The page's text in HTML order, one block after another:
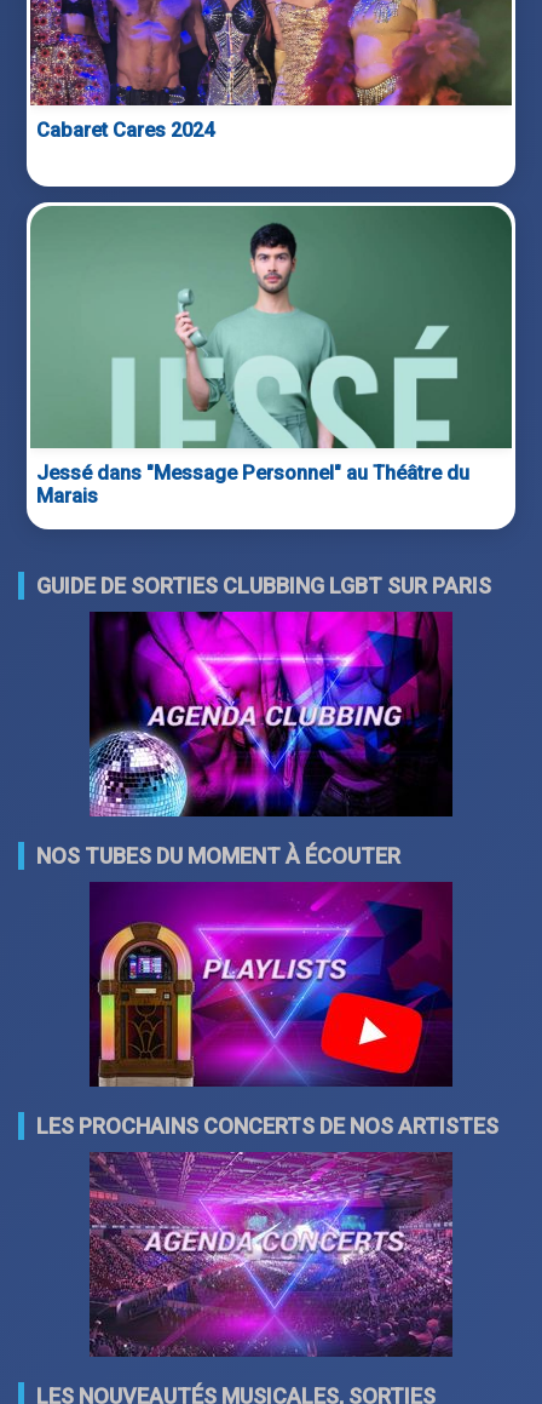
Cabaret Cares 2024
Jessé dans "Message Personnel" au Théâtre du
Marais
GUIDE DE SORTIES CLUBBING LGBT SUR PARIS
NOS TUBES DU MOMENT À ÉCOUTER
LES PROCHAINS CONCERTS DE NOS ARTISTES
LES NOUVEAUTÉS MUSICALES, SORTIES